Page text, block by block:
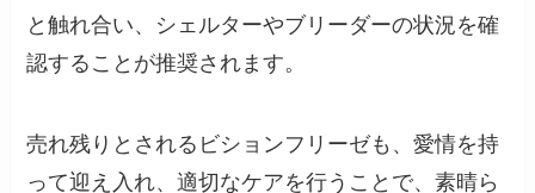
と触れ合い、シェルターやブリーダーの状況を確
認することが推奨されます。
売れ残りとされるビションフリーゼも、愛情を持
って迎え入れ、適切なケアを行うことで、素晴ら